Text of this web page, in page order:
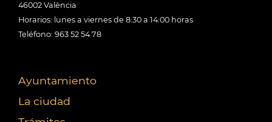
46002 València
Horarios: lunes a viernes de 8:30 a 14:00 horas
Teléfono: 963 52 54 78
Ayuntamiento
La ciudad